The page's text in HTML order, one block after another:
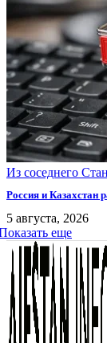
Из соседнего
Россия и Казахстан
5 августа, 2026
еще